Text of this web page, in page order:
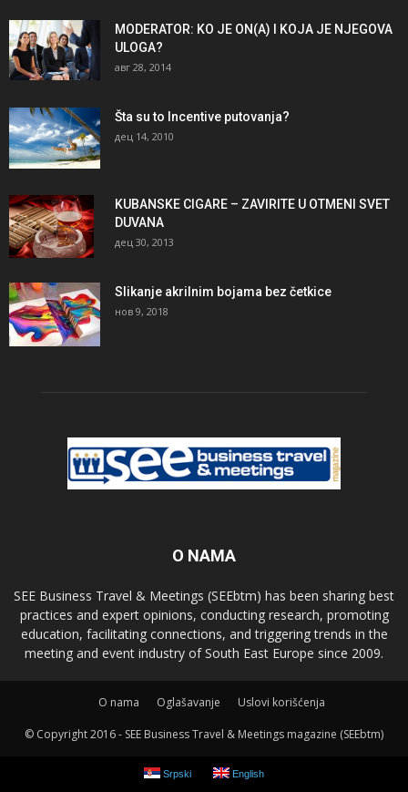
MODERATOR: KO JE ON(A) I KOJA JE NJEGOVA
ULOGA?
авг 28, 2014
Šta su to Incentive putovanja?
дец 14, 2010
KUBANSKE CIGARE – ZAVIRITE U OTMENI SVET
DUVANA
дец 30, 2013
Slikanje akrilnim bojama bez četkice
нов 9, 2018
O NAMA
SEE Business Travel & Meetings (SEEbtm) has been sharing best
practices and expert opinions, conducting research, promoting
education, facilitating connections, and triggering trends in the
meeting and event industry of South East Europe since 2009.
О nama Oglašavanje Uslovi korišćenja
© Copyright 2016 - SEE Business Travel & Meetings magazine (SEEbtm)
Srpski English